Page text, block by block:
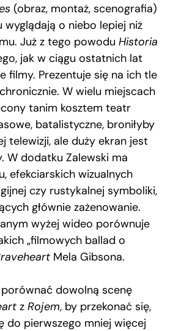
(obraz, montaż, scenografia)
o niebo lepiej niż
Już z tego powodu Historia
jak w ciągu ostatnich lat
filmy. Prezentuje się na ich tle
W wielu miejscach
tanim kosztem teatr
batalistyczne, broniłyby
telewizji, ale duży ekran jest
W dodatku Zalewski ma
efekciarskich wizualnych
czy rustykalnej symboliki,
głównie zażenowanie.
wyżej wideo porównuje
„filmowych ballad o
Mela Gibsona.
dowolną scenę
z Rojem, by przekonać się,
do pierwszego mniej więcej